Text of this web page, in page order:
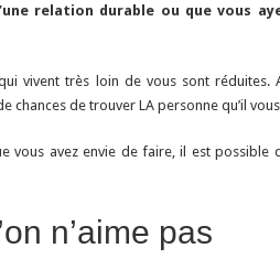
relation durable ou que vous
vivent très loin de vous sont réduites.
de trouver LA personne qu’il
vous avez envie de faire, il est possible
n’aime pas